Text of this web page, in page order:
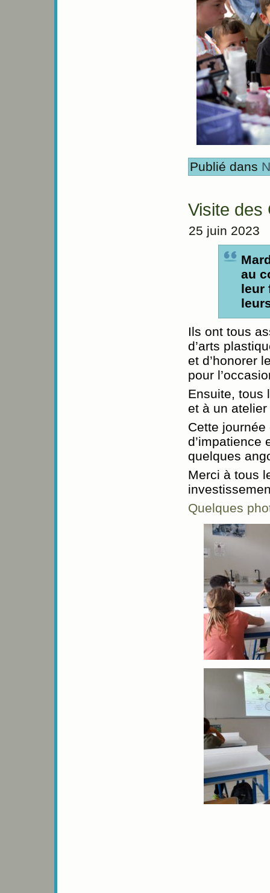
Publié dans
Visite des
25 juin 2023
au
leur
Ils ont tous
d’arts
et d’honorer
pour
Ensuite, tous
et à un
Cette
d’impatience
quelques
Merci à tous
Quelques